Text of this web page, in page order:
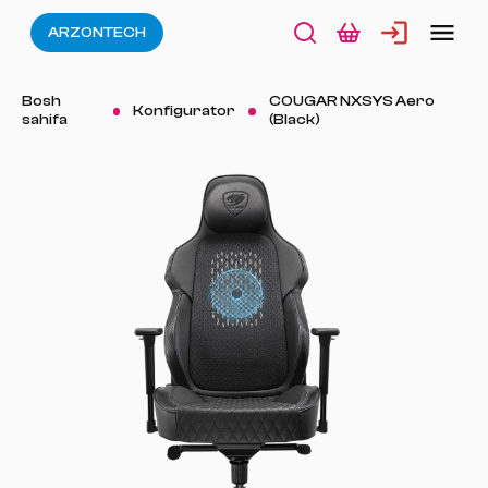
ARZONTECH
Bosh
sahifa
Konfigurator
COUGAR NXSYS Aero
(Black)